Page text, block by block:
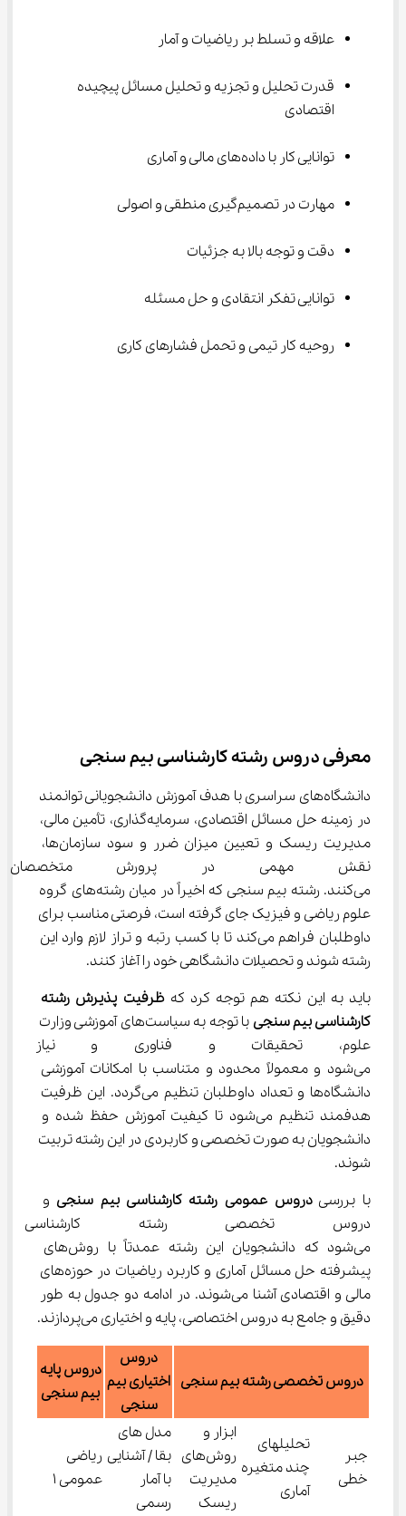
علاقه و تسلط بر ریاضیات و آمار
قدرت تحلیل و تجزیه و تحلیل مسائل پیچیده
اقتصادی
توانایی کار با داده‌های مالی و آماری
مهارت در تصمیم‌گیری منطقی و اصولی
دقت و توجه بالا به جزئیات
توانایی تفکر انتقادی و حل مسئله
روحیه کار تیمی و تحمل فشارهای کاری
معرفی دروس رشته کارشناسی بیم سنجی
دانشگاه‌های سراسری با هدف آموزش دانشجویانی توانمند
در زمینه حل مسائل اقتصادی، سرمایه‌گذاری، تأمین مالی،
مدیریت ریسک و تعیین میزان ضرر و سود سازمان‌ها،
نقش مهمی در پرورش
می‌کنند. رشته بیم سنجی که اخیراً در میان رشته‌های گروه
علوم ریاضی و فیزیک جای گرفته است، فرصتی مناسب برای
داوطلبان فراهم می‌کند تا با کسب رتبه و تراز لازم وارد این
رشته شوند و تحصیلات دانشگاهی خود را آغاز کنند.
باید به این نکته هم توجه کرد که ظرفیت پذیرش رشته
کارشناسی بیم سنجی
با توجه به سیاست‌های آموزشی وزارت
علوم، تحقیقات و فناوری و نیاز
می‌شود و معمولاً محدود و متناسب با امکانات آموزشی
دانشگاه‌ها و تعداد داوطلبان تنظیم می‌گردد. این ظرفیت
هدفمند تنظیم می‌شود تا کیفیت آموزش حفظ شده و
دانشجویان به صورت تخصصی و کاربردی در این رشته تربیت
شوند.
با بررسی دروس عمومی رشته کارشناسی بیم سنجی و
دروس تخصصی رشته
می‌شود که دانشجویان این رشته عمدتاً با روش‌های
پیشرفته حل مسائل آماری و کاربرد ریاضیات در حوزه‌های
مالی و اقتصادی آشنا می‌شوند. در ادامه دو جدول به طور
دقیق و جامع به دروس اختصاصی، پایه و اختیاری می‌پردازند.
دروس تخصصی رشته بیم سنجی
دروس
اختیاری بیم
سنجی
دروس پایه
بیم سنجی
جبر
خطی
تحلیلهاى
چند متغيره
آماری
ابزار و
روش‌های
مدیریت
ریسک
مدل هاى
بقا / آشنايى
با آمار
رسمى
رياضى
عمومى ١